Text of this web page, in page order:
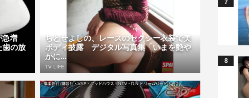
急増
歯の放
ちとせよしの、レースのセクシー衣装で美
ボディ披露 デジタル写真集「いまを艶や
かに...
TV LIFE
7
8